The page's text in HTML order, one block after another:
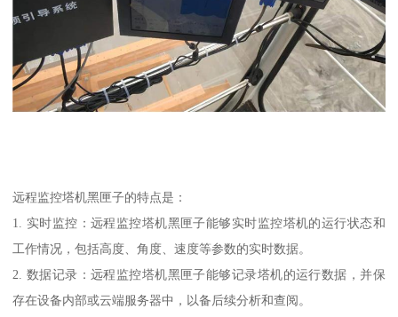
远程监控塔机黑匣子的特点是：
1. 实时监控：远程监控塔机黑匣子能够实时监控塔机的运行状态和
工作情况，包括高度、角度、速度等参数的实时数据。
2. 数据记录：远程监控塔机黑匣子能够记录塔机的运行数据，并保
存在设备内部或云端服务器中，以备后续分析和查阅。